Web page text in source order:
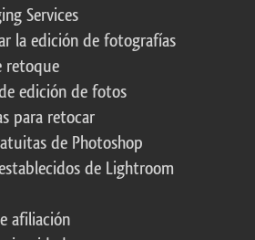
Services
la edición de fotografías
retoque
edición de fotos
para retocar
de Photoshop
de Lightroom
afiliación